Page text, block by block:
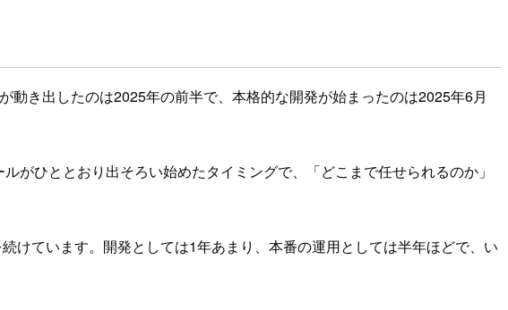
き出したのは2025年の前半で、本格的な開発が始まったのは2025年6月
がひととおり出そろい始めたタイミングで、「どこまで任せられるのか」
けています。開発としては1年あまり、本番の運用としては半年ほどで、い